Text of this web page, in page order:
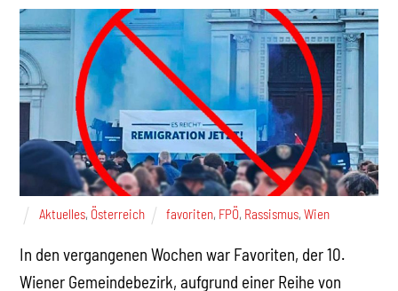
Aktuelles, Österreich favoriten, FPÖ, Rassismus,Wien
In den vergangenen Wochen war Favoriten, der 10.
Wiener Gemeindebezirk, aufgrund einer Reihe von